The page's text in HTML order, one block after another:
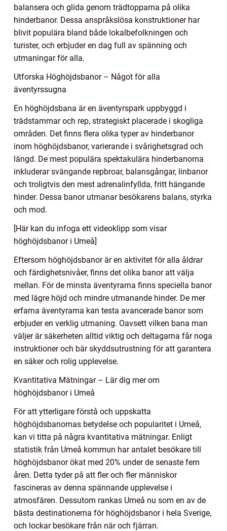
balansera och glida genom trädtopparna på olika
hinderbanor. Dessa anspråkslösa konstruktioner har
blivit populära bland både lokalbefolkningen och
turister, och erbjuder en dag full av spänning och
utmaningar för alla.
Utforska Höghöjdsbanor – Något för alla
äventyrssugna
En höghöjdsbana är en äventyrspark uppbyggd i
trädstammar och rep, strategiskt placerade i skogliga
områden. Det finns flera olika typer av hinderbanor
inom höghöjdsbanor, varierande i svårighetsgrad och
längd. De mest populära spektakulära hinderbanorna
inkluderar svängande repbroar, balansgångar, linbanor
och troligtvis den mest adrenalinfyllda, fritt hängande
hinder. Dessa banor utmanar besökarens balans, styrka
och mod.
[Här kan du infoga ett videoklipp som visar
höghöjdsbanor i Umeå]
Eftersom höghöjdsbanor är en aktivitet för alla åldrar
och färdighetsnivåer, finns det olika banor att välja
mellan. För de minsta äventyrarna finns speciella banor
med lägre höjd och mindre utmanande hinder. De mer
erfarna äventyrarna kan testa avancerade banor som
erbjuder en verklig utmaning. Oavsett vilken bana man
väljer är säkerheten alltid viktig och deltagarna får noga
instruktioner och bär skyddsutrustning för att garantera
en säker och rolig upplevelse.
Kvantitativa Mätningar – Lär dig mer om
höghöjdsbanor i Umeå
För att ytterligare förstå och uppskatta
höghöjdsbanornas betydelse och popularitet i Umeå,
kan vi titta på några kvantitativa mätningar. Enligt
statistik från Umeå kommun har antalet besökare till
höghöjdsbanor ökat med 20% under de senaste fem
åren. Detta tyder på att fler och fler människor
fascineras av denna spännande upplevelse i
atmosfären. Dessutom rankas Umeå nu som en av de
bästa destinationerna för höghöjdsbanor i hela Sverige,
och lockar besökare från när och fjärran.